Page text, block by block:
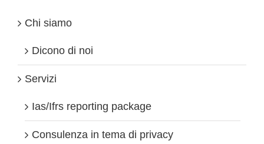
Chi siamo
Dicono di noi
Servizi
Ias/Ifrs reporting package
Consulenza in tema di privacy